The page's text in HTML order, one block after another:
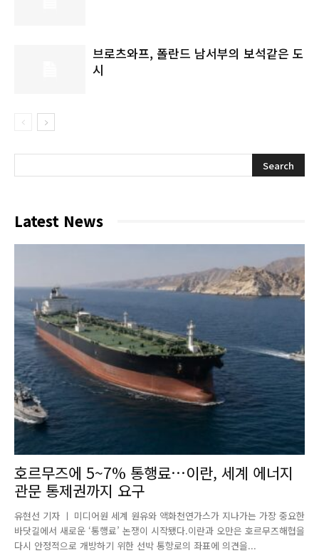
브로츠와프, 폴란드 남서부의 보석같은 도
시
Latest News
호르무즈에 5~7% 통행료…이란, 세계 에너지
관문 통제권까지 요구
유현선 기자 ㅣ 미디어원 세계 원유와 액화천연가스가 지나가는 가장 중요한
바닷길에서 새로운 ‘통행료’ 논쟁이 시작됐다.이란과 오만은 호르무즈해협을
다시 안정적으로 개방하기 위한 선박 통항로의 좌표에 의견을...